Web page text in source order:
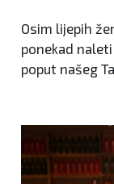
Osim lijepih
ponekad
poput našeg